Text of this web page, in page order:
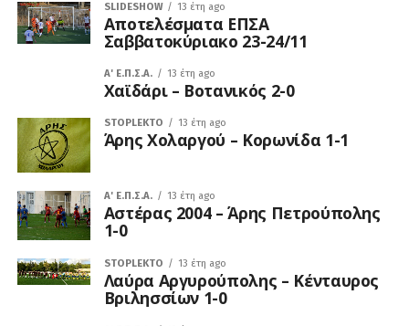
SLIDESHOW 13 έτη ago
Αποτελέσματα ΕΠΣΑ
Σαββατοκύριακο 23-24/11
A' Ε.Π.Σ.Α. 13 έτη ago
Χαϊδάρι – Βοτανικός 2-0
STOPLEKTO 13 έτη ago
Άρης Χολαργού – Κορωνίδα 1-1
A' Ε.Π.Σ.Α. 13 έτη ago
Αστέρας 2004 – Άρης Πετρούπολης
1-0
STOPLEKTO 13 έτη ago
Λαύρα Αργυρούπολης – Κένταυρος
Βριλησσίων 1-0